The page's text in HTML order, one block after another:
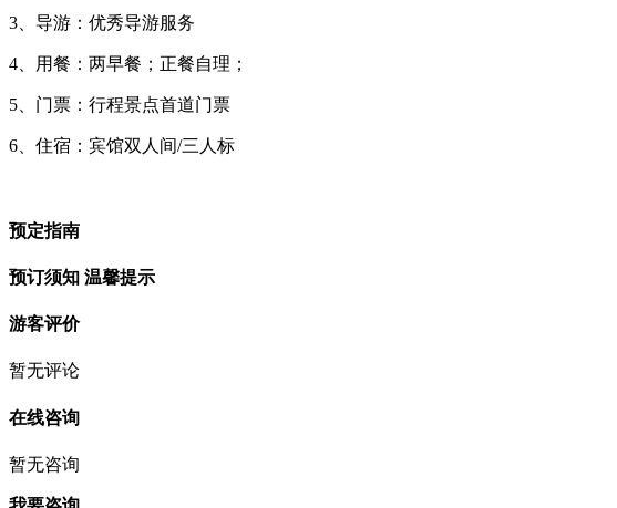
3、导游：优秀导游服务
4、用餐：两早餐；正餐自理；
5、门票：行程景点首道门票
6、住宿：宾馆双人间/三人标
预定指南
预订须知 温馨提示
游客评价
暂无评论
在线咨询
暂无咨询